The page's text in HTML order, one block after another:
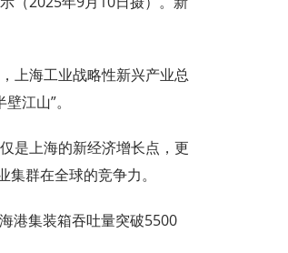
上海工业战略性新兴产业总
江山”。
是上海的新经济增长点，更
群在全球的竞争力。
港集装箱吞吐量突破5500